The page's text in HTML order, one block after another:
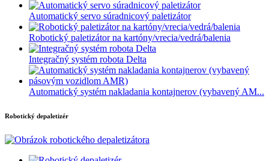
Automatický servo súradnicový paletizátor
Robotický paletizátor na kartóny/vrecia/vedrá/balenia
Integračný systém robota Delta
Automatický systém nakladania kontajnerov (vybavený AM...
Robotický depaletizér